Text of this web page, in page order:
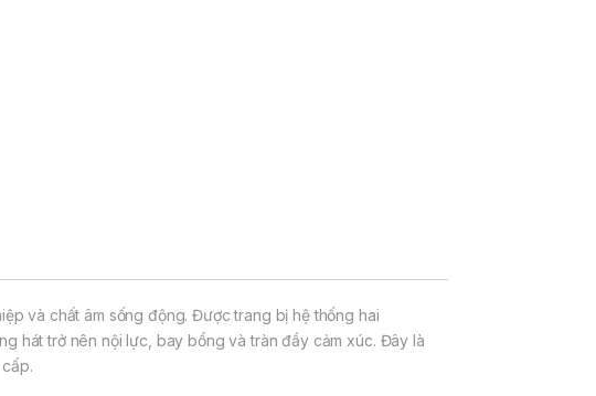
và chất âm sống động. Được trang bị hệ thống hai
hát trở nên nội lực, bay bổng và tràn đầy cảm xúc. Đây là